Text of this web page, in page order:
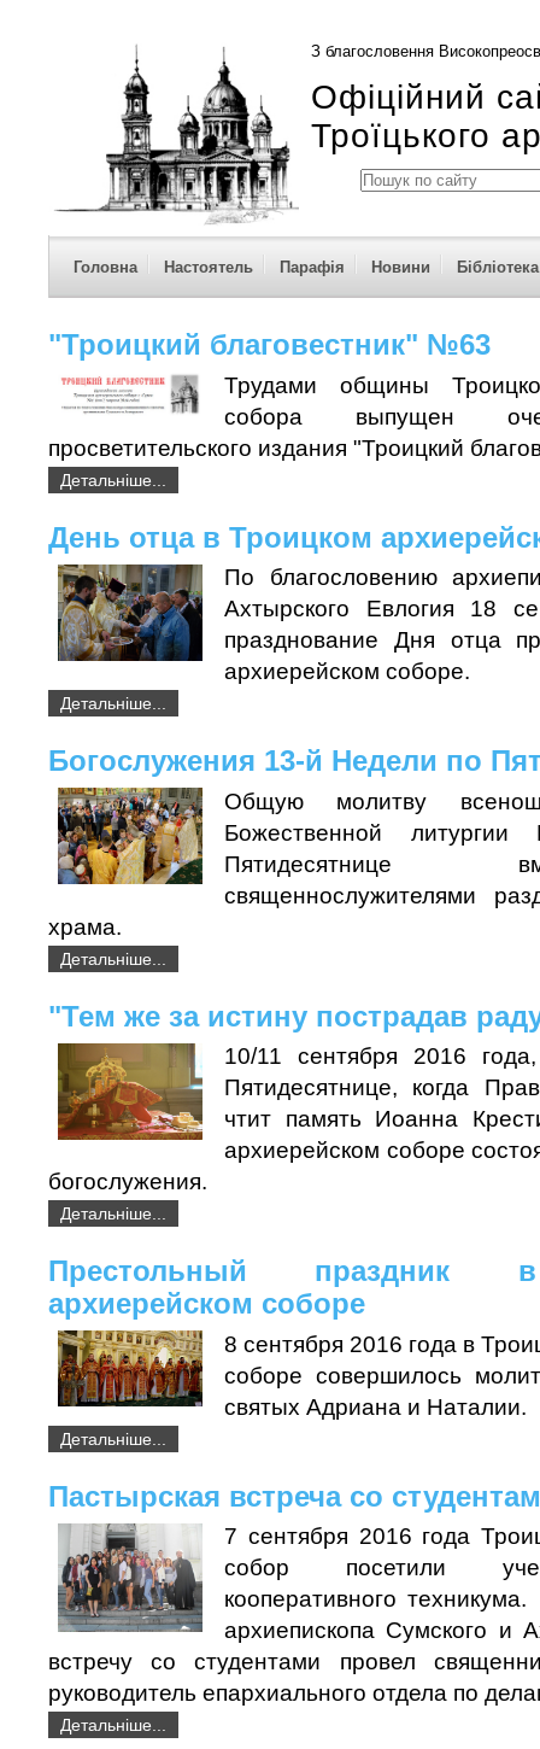
З благословення
Офіційний
Троїцького
Головна Настоятель Парафія Новини Бібліотека
"Троицкий благовестник" №63
Трудами общины
собора выпущен
просветительского издания "Троицкий
Детальніше...
День отца в Троицком
По благословению
Ахтырского Евлогия 18
празднование Дня отца
архиерейском соборе.
Детальніше...
Богослужения 13-й Недели по
Общую молитву
Божественной
священнослужителями
храма.
Детальніше...
"Тем же за истину пострадав
10/11 сентября 2016
Пятидесятнице, когда
чтит память Иоанна
архиерейском соборе
богослужения.
Детальніше...
Престольный праздник
архиерейском соборе
8 сентября 2016 года в
соборе совершилось
святых Адриана и Наталии.
Детальніше...
Пастырская встреча со
7 сентября 2016 года
собор посетили
кооперативного
архиепископа Сумского и
встречу со студентами провел
руководитель епархиального отдела по
Детальніше...